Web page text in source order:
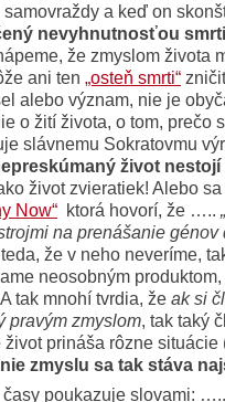
a keď on
nevyhnutnosťou
že zmyslom života
ani ten „osteň smrti“
alebo význam, nie je
o žití života, o tom, prečo
slávnemu Sokratovmu
život nestojí
život zvieratiek! Alebo
Now“ ktorá hovorí, že …..
na prenášanie génov
že v neho neveríme,
neosobným
A tak mnohí tvrdia, že ak si
pravým zmyslom, tak taký
prináša rôzne
zmyslu sa tak stáva
poukazuje slovami: …..